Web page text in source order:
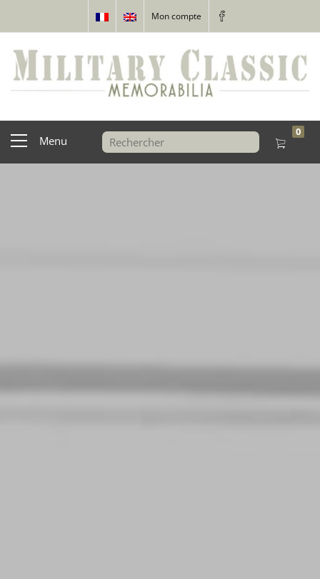
Mon compte
Menu
0